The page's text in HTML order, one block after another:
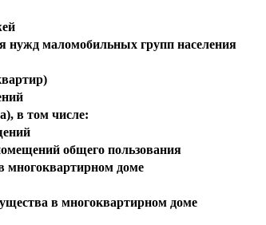
нужд маломобильных групп населения
в том числе:
общего пользования
многоквартирном доме
в многоквартирном доме